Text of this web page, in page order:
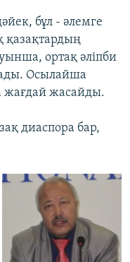
бұл - әлемге
ортақ әліпби
Осылайша
жағдай жасайды.
диаспора бар,